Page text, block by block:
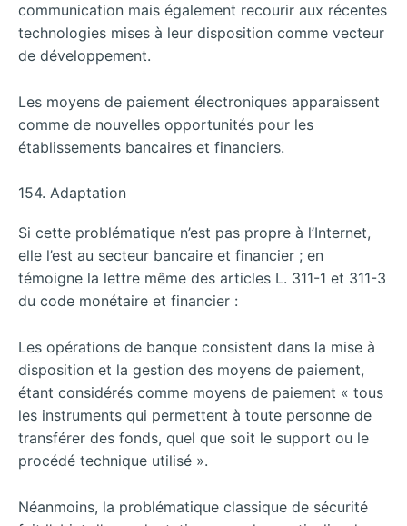
communication mais également recourir aux récentes
technologies mises à leur disposition comme vecteur
de développement.
Les moyens de paiement électroniques apparaissent
comme de nouvelles opportunités pour les
établissements bancaires et financiers.
154. Adaptation
Si cette problématique n’est pas propre à l’Internet,
elle l’est au secteur bancaire et financier ; en
témoigne la lettre même des articles L. 311-1 et 311-3
du code monétaire et financier :
Les opérations de banque consistent dans la mise à
disposition et la gestion des moyens de paiement,
étant considérés comme moyens de paiement « tous
les instruments qui permettent à toute personne de
transférer des fonds, quel que soit le support ou le
procédé technique utilisé ».
Néanmoins, la problématique classique de sécurité